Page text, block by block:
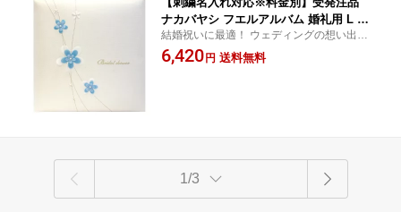
ナカバヤシ フエルアルバム 婚礼用 L 10
0年台紙 ブライダルシャワーシリーズ ホ
ワイト アH-LK-502
結婚祝いに最適！ ウェディングの想い出や
エピソードを綴って二人のメモリアルブッ
クに
6,420 円 送料無料
1/3